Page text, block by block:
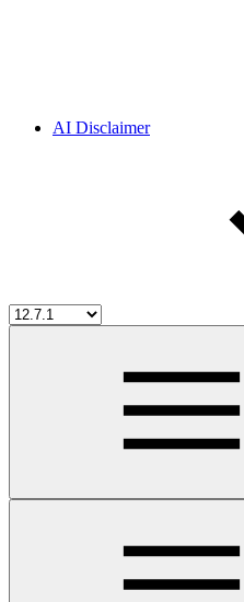
AI Disclaimer